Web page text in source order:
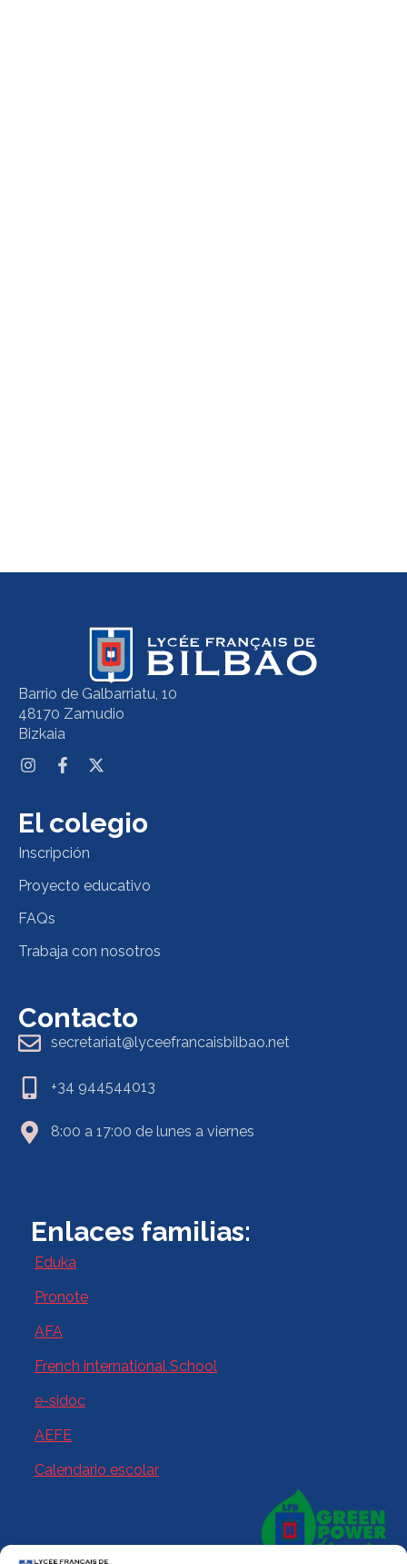
Barrio de Galbarriatu, 10
48170 Zamudio
Bizkaia
El colegio
Inscripción
Proyecto educativo
FAQs
Trabaja con nosotros
Contacto
secretariat@lyceefrancaisbilbao.net
+34 944544013
8:00 a 17:00 de lunes a viernes
Enlaces familias:
Eduka
Pronote
AFA
French international School
e-sidoc
AEFE
Calendario escolar